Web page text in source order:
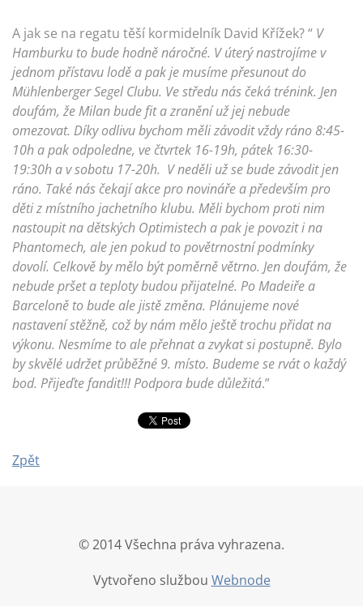
A jak se na regatu těší kormidelník David Křížek? “ V
Hamburku to bude hodně náročné. V úterý nastrojíme v
jednom přístavu lodě a pak je musíme přesunout do
Mühlenberger Segel Clubu. Ve středu nás čeká trénink. Jen
doufám, že Milan bude fit a zranění už jej nebude
omezovat. Díky odlivu bychom měli závodit vždy ráno 8:45-
10h a pak odpoledne, ve čtvrtek 16-19h, pátek 16:30-
19:30h a v sobotu 17-20h. V neděli už se bude závodit jen
ráno. Také nás čekají akce pro novináře a především pro
děti z místního jachetního klubu. Měli bychom proti nim
nastoupit na dětských Optimistech a pak je povozit i na
Phantomech, ale jen pokud to povětrnostní podmínky
dovolí. Celkově by mělo být poměrně větrno. Jen doufám, že
nebude pršet a teploty budou přijatelné. Po Madeiře a
Barceloně to bude ale jistě změna. Plánujeme nové
nastavení stěžně, což by nám mělo ještě trochu přidat na
výkonu. Nesmíme to ale přehnat a zvykat si postupně. Bylo
by skvělé udržet průběžné 9. místo. Budeme se rvát o každý
bod. Přijeďte fandit!!! Podpora bude důležitá.”
Zpět
© 2014 Všechna práva vyhrazena.
Vytvořeno službou Webnode